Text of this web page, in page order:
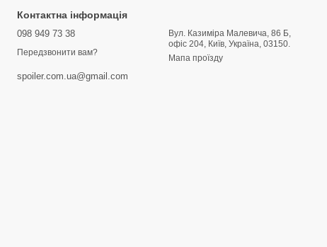
Контактна інформація
098 949 73 38
Передзвонити вам?
spoiler.com.ua@gmail.com
Вул. Казиміра Малевича, 86 Б,
офіс 204, Київ, Україна, 03150.
Мапа проїзду